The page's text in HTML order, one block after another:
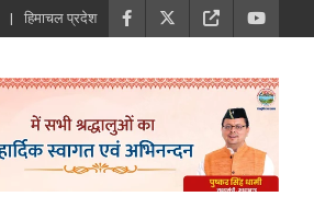
हिमाचल प्रदेश